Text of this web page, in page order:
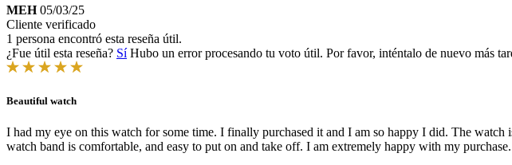
MEH 05/03/25
Cliente verificado
1 persona encontró esta reseña útil.
¿Fue útil esta reseña? Sí Hubo un error procesando tu voto útil. Por favor, inténtalo de nuevo más
Beautiful watch
I had my eye on this watch for some time. I finally purchased it and I am so happy I did. The
watch band is comfortable, and easy to put on and take off. I am extremely happy with my purchase.